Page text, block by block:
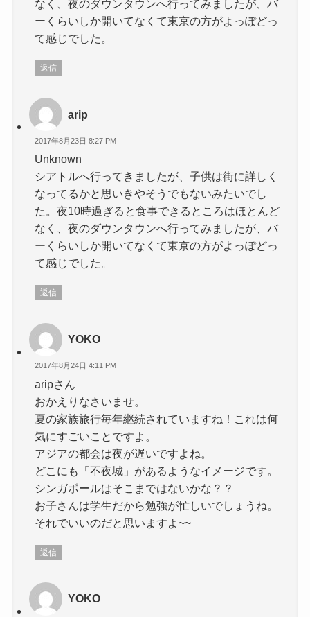
なく、夜のダウンタウンへ行ってみましたが、バ
ーくらいしか開いてなくて東京の方がよっぽどっ
て感じでした。
返信
arip
2017年8月23日 8:27 PM
Unknown
シアトルへ行ってきましたが、子供は街に詳しく
なってるかと思いきやそうでもないみたいでし
た。夜10時過ぎると食事できるところはほとんど
なく、夜のダウンタウンへ行ってみましたが、バ
ーくらいしか開いてなくて東京の方がよっぽどっ
て感じでした。
返信
YOKO
2017年8月24日 4:11 PM
aripさん
おかえりなさいませ。
夏の家族旅行毎年継続されていますね！これは何
気にすごいことですよ。
アジアの都会は夜が遅いですよね。
どこにも「不夜城」があるようなイメージです。
シンガポールはそこまではないかな？？
お子さんは学生だから勉強が忙しいでしょうね。
それでいいのだと思いますよ~~
返信
YOKO